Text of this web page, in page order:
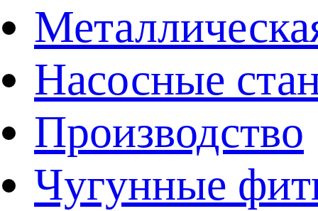
Насосные
Производство
Чугунные